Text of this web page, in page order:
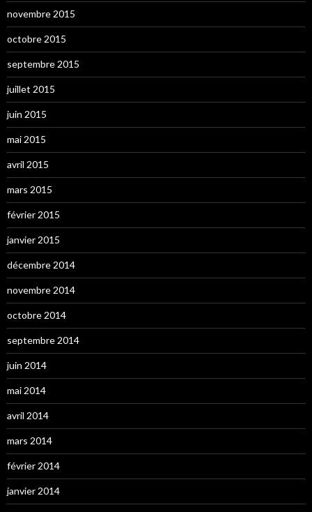
novembre 2015
octobre 2015
septembre 2015
juillet 2015
juin 2015
mai 2015
avril 2015
mars 2015
février 2015
janvier 2015
décembre 2014
novembre 2014
octobre 2014
septembre 2014
juin 2014
mai 2014
avril 2014
mars 2014
février 2014
janvier 2014